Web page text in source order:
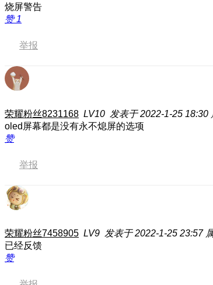
烧屏警告
赞1
举报
荣耀粉丝8231168 LV10 发表于 2022-1-25 18:30
oled屏幕都是没有永不熄屏的选项
赞
举报
荣耀粉丝7458905 LV9 发表于 2022-1-25 23:57
已经反馈
赞